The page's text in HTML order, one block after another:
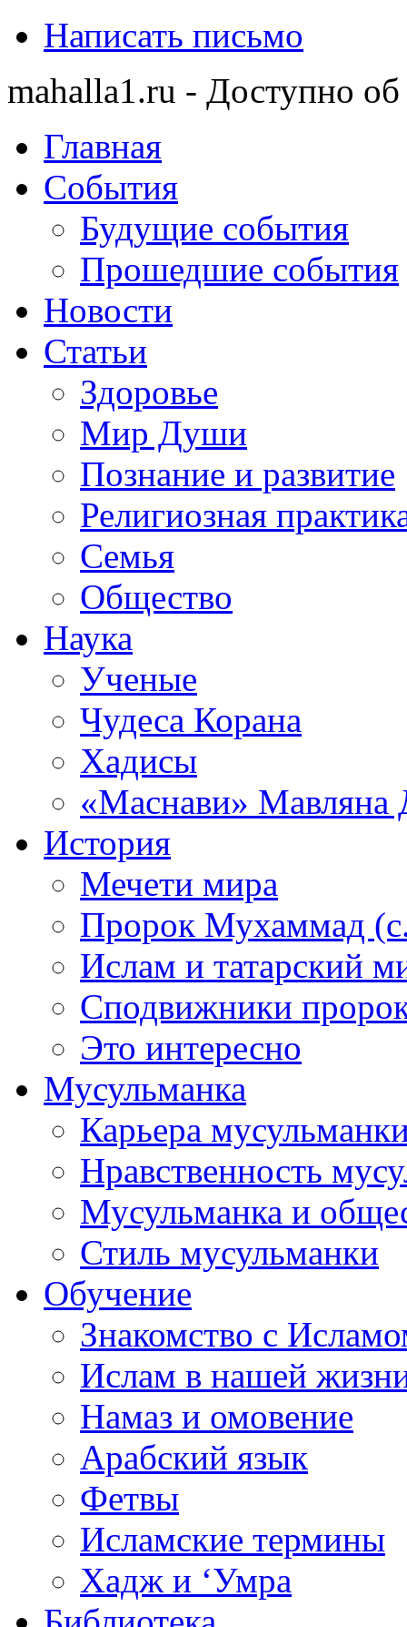
Написать письмо
mahalla1.ru - Доступно об
Главная
События
Будущие события
Прошедшие события
Новости
Статьи
Здоровье
Мир Души
Познание и развитие
Религиозная
Семья
Общество
Наука
Ученые
Чудеса Корана
Хадисы
«Маснави» Мавляна
История
Мечети мира
Пророк Мухаммад
Ислам и татарский
Сподвижники
Это интересно
Мусульманка
Карьера
Нравственность
Мусульманка и
Стиль мусульманки
Обучение
Знакомство с
Ислам в нашей
Намаз и омовение
Арабский язык
Фетвы
Исламские термины
Хадж и ‘Умра